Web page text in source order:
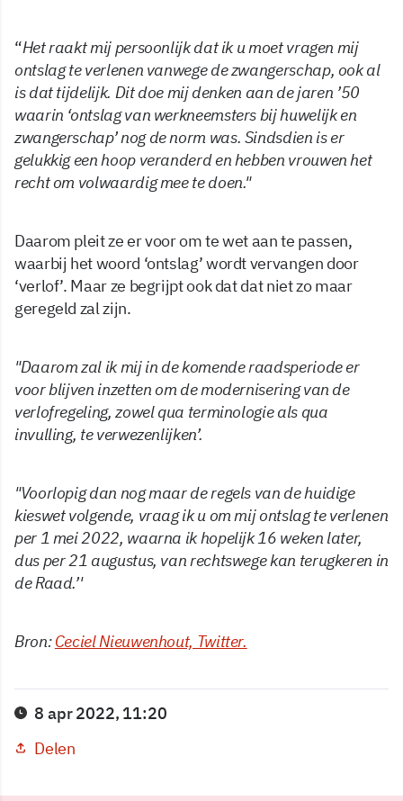
“Het raakt mij persoonlijk dat ik u moet vragen mij
ontslag teverlenen vanwege de zwangerschap, ook al
is dat tijdelijk. Dit doe mij denken aan de jaren ’50
waarin ‘ontslag van werkneemsters bij huwelijk en
zwangerschap’ nog de norm was. Sindsdien is er
gelukkig een hoop veranderd en hebben vrouwen het
recht om volwaardig mee te doen."
Daarom pleit ze er voor om te wet aan te passen,
waarbij het woord ‘ontslag’ wordt vervangen door
‘verlof’. Maar ze begrijpt ook dat dat niet zo maar
geregeld zal zijn.
"Daarom zal ik mij in de komende raadsperiode er
voor blijven inzetten om de modernisering van de
verlofregeling, zowel qua terminologie als qua
invulling, te verwezenlijken’.
"Voorlopig dan nog maar de regels van de huidige
kieswet volgende, vraag ik u om mij ontslag te verlenen
per 1 mei 2022, waarna ik hopelijk 16 weken later,
dus per 21 augustus, van rechtswege kan terugkeren in
de Raad.’'
Bron:Ceciel Nieuwenhout, Twitter.
8 apr 2022, 11:20
Delen